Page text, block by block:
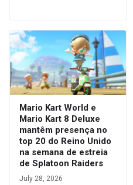
Mario Kart World e
Mario Kart 8 Deluxe
mantêm presença no
top 20 do Reino Unido
na semana de estreia
de Splatoon Raiders
July 28, 2026